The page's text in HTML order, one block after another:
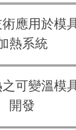
應用於模
熱系統
可變溫模
開發